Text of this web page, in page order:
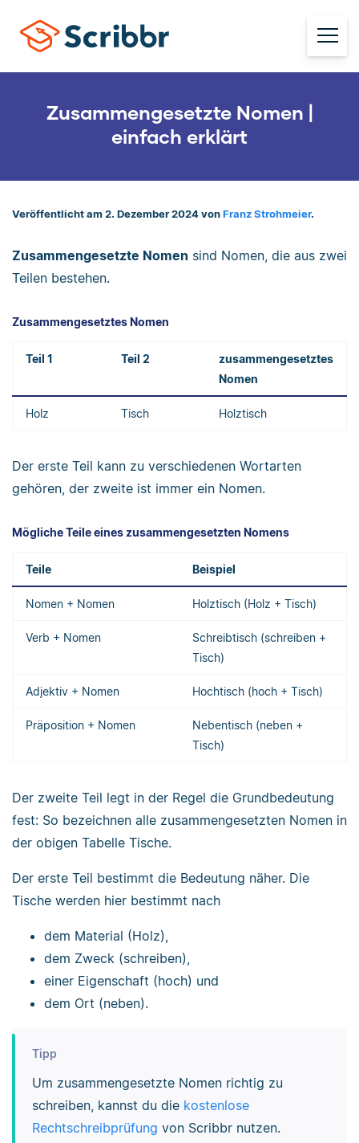
Zusammengesetzte Nomen |
einfach erklärt
Veröffentlicht am 2. Dezember 2024 von Franz Strohmeier.
Zusammengesetzte Nomen sind Nomen, die aus zwei
Teilen bestehen.
Zusammengesetztes Nomen
Teil 1 Teil 2
zusammengesetztes
Nomen
Holz Tisch Holztisch
Der erste Teil kann zu verschiedenen Wortarten
gehören, der zweite ist immer ein Nomen.
Mögliche Teile eines zusammengesetzten Nomens
Teile Beispiel
Nomen + Nomen Holztisch (Holz + Tisch)
Verb + Nomen
Schreibtisch (schreiben +
Tisch)
Adjektiv + Nomen Hochtisch (hoch + Tisch)
Präposition + Nomen
Nebentisch (neben +
Tisch)
Der zweite Teil legt in der Regel die Grundbedeutung
fest: So bezeichnen alle zusammengesetzten Nomen in
der obigen Tabelle Tische.
Der erste Teil bestimmt die Bedeutung näher. Die
Tische werden hier bestimmt nach
dem Material (Holz),
dem Zweck (schreiben),
einer Eigenschaft (hoch) und
dem Ort (neben).
Tipp
Um zusammengesetzte Nomen richtig zu
schreiben, kannst du die kostenlose
Rechtschreibprüfung von Scribbr nutzen.